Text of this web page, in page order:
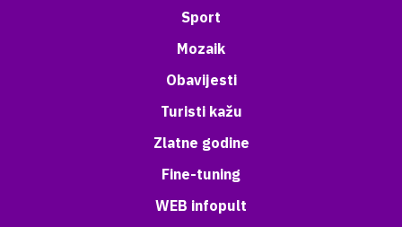
Sport
Mozaik
Obavijesti
Turisti kažu
Zlatne godine
Fine-tuning
WEB infopult